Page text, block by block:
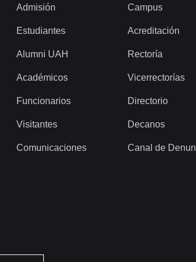
Admisión
Estudiantes
Alumni UAH
Académicos
Funcionarios
Visitantes
Comunicaciones
Campus
Acreditación
Rectoría
Vicerrectorías
Directorio
Decanos
Canal de